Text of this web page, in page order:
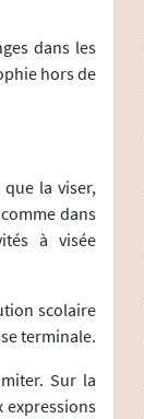
dans les
hors de
la viser,
dans
à visée
scolaire
terminale.
Sur la